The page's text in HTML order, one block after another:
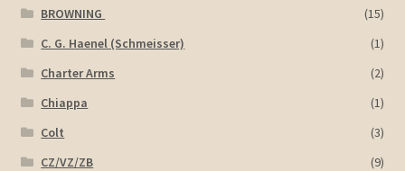
BROWNING
(15)
C. G. Haenel (Schmeisser)
(1)
Charter Arms
(2)
Chiappa
(1)
Colt
(3)
CZ/VZ/ZB
(9)